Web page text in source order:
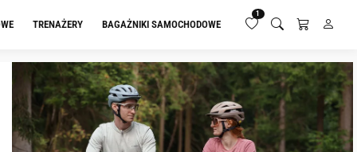
TRENAŻERY BAGAŻNIKI SAMOCHODOWE
1